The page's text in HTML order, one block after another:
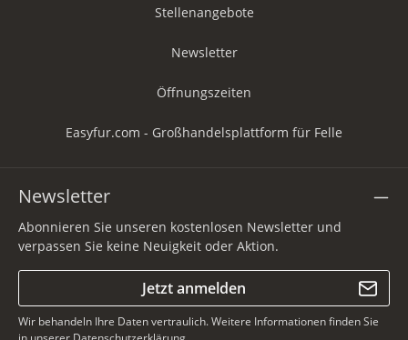
Stellenangebote
Newsletter
Öffnungszeiten
Easyfur.com - Großhandelsplattform für Felle
Newsletter
Abonnieren Sie unseren kostenlosen Newsletter und
verpassen Sie keine Neuigkeit oder Aktion.
Jetzt anmelden
Wir behandeln Ihre Daten vertraulich. Weitere Informationen finden Sie